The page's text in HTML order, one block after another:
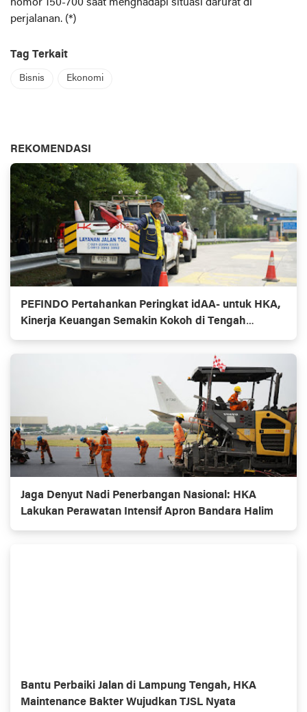
nomor 150-700 saat menghadapi situasi darurat di
perjalanan. (*)
Tag Terkait
Bisnis Ekonomi
REKOMENDASI
PEFINDO Pertahankan Peringkat idAA- untuk HKA,
Kinerja Keuangan Semakin Kokoh di Tengah
Ekspansi Bisnis
Jaga Denyut Nadi Penerbangan Nasional: HKA
Lakukan Perawatan Intensif Apron Bandara Halim
Bantu Perbaiki Jalan di Lampung Tengah, HKA
Maintenance Bakter Wujudkan TJSL Nyata